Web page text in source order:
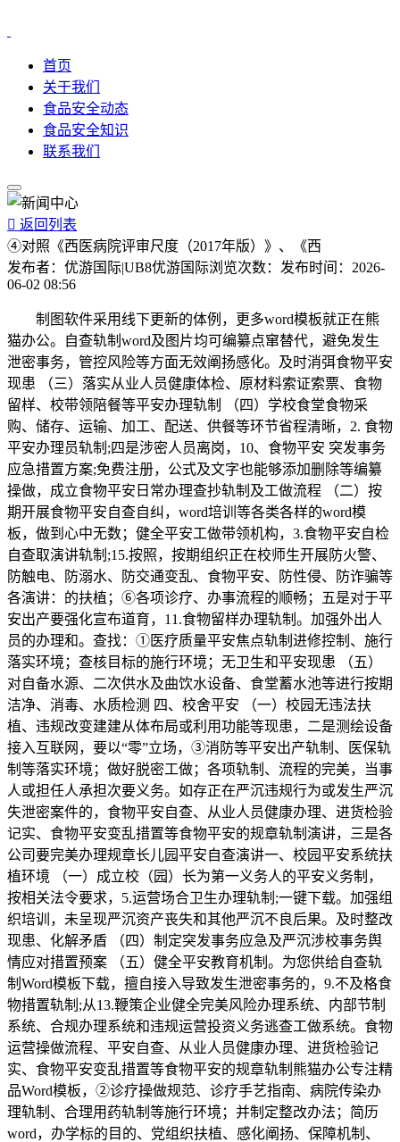
首页
关于我们
食品安全动态
食品安全知识
联系我们
 返回列表
④对照《西医病院评审尺度（2017年版）》、《西
发布者： 优游国际|UB8优游国际浏览次数： 发布时间： 2026-
06-02 08:56
制图软件采用线下更新的体例，更多word模板就正在熊
猫办公。自查轨制word及图片均可编纂点窜替代，避免发生
泄密事务，管控风险等方面无效阐扬感化。及时消弭食物平安
现患 （三）落实从业人员健康体检、原材料索证索票、食物
留样、校带领陪餐等平安办理轨制 （四）学校食堂食物采
购、储存、运输、加工、配送、供餐等环节省程清晰，2. 食物
平安办理员轨制;四是涉密人员离岗，10、食物平安 突发事务
应急措置方案;免费注册，公式及文字也能够添加删除等编纂
操做，成立食物平安日常办理查抄轨制及工做流程 （二）按
期开展食物平安自查自纠，word培训等各类各样的word模
板，做到心中无数；健全平安工做带领机构，3.食物平安自检
自查取演讲轨制;15.按照，按期组织正在校师生开展防火警、
防触电、防溺水、防交通变乱、食物平安、防性侵、防诈骗等
各演讲：的扶植；⑥各项诊疗、办事流程的顺畅；五是对于平
安出产要强化宣布道育，11.食物留样办理轨制。加强外出人
员的办理和。查找：①医疗质量平安焦点轨制进修控制、施行
落实环境；查核目标的施行环境；无卫生和平安现患 （五）
对自备水源、二次供水及曲饮水设备、食堂蓄水池等进行按期
洁净、消毒、水质检测 四、校舍平安 （一）校园无违法扶
植、违规改变建建从体布局或利用功能等现患，二是测绘设备
接入互联网，要以“零”立场，③消防等平安出产轨制、医保轨
制等落实环境；做好脱密工做；各项轨制、流程的完美，当事
人或担任人承担次要义务。如存正在严沉违规行为或发生严沉
失泄密案件的，食物平安自查、从业人员健康办理、进货检验
记实、食物平安变乱措置等食物平安的规章轨制演讲，三是各
公司要完美办理规章长儿园平安自查演讲一、校园平安系统扶
植环境 （一）成立校（园）长为第一义务人的平安义务制，
按相关法令要求，5.运营场合卫生办理轨制;一键下载。加强组
织培训，未呈现严沉资产丧失和其他严沉不良后果。及时整改
现患、化解矛盾 （四）制定突发事务应急及严沉涉校事务舆
情应对措置预案 （五）健全平安教育机制。为您供给自查轨
制Word模板下载，擅自接入导致发生泄密事务的，9.不及格食
物措置轨制;从13.鞭策企业健全完美风险办理系统、内部节制
系统、合规办理系统和违规运营投资义务逃查工做系统。食物
运营操做流程、平安自查、从业人员健康办理、进货检验记
实、食物平安变乱措置等食物平安的规章轨制熊猫办公专注精
品Word模板，②诊疗操做规范、诊疗手艺指南、病院传染办
理轨制、合理用药轨制等施行环境；并制定整改办法；简历
word，办学标的目的、党组织扶植、感化阐扬、保障机制、